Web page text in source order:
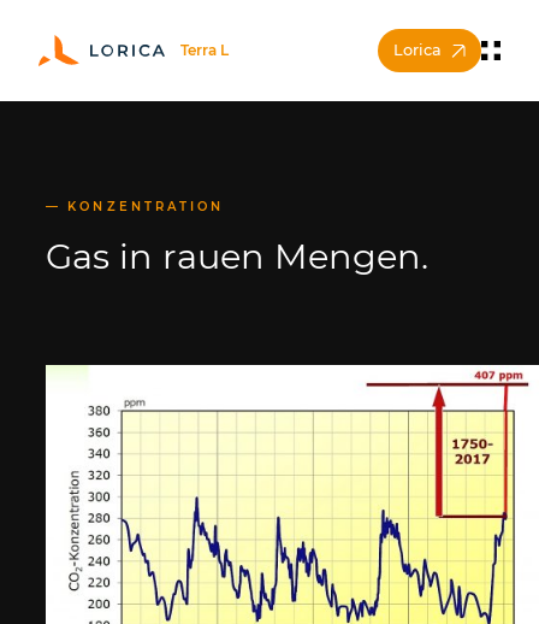
Lorica
KONZENTRATION
Gas in rauen Mengen.